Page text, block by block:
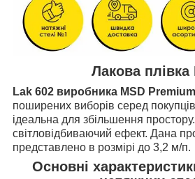
Лакова
Lak 602 виробника MSD Premium
поширених виборів серед
ідеальна для збільшення
світловідбиваючий ефект. Дана
представлено в розмірі до 3,2 м/п.
Основні